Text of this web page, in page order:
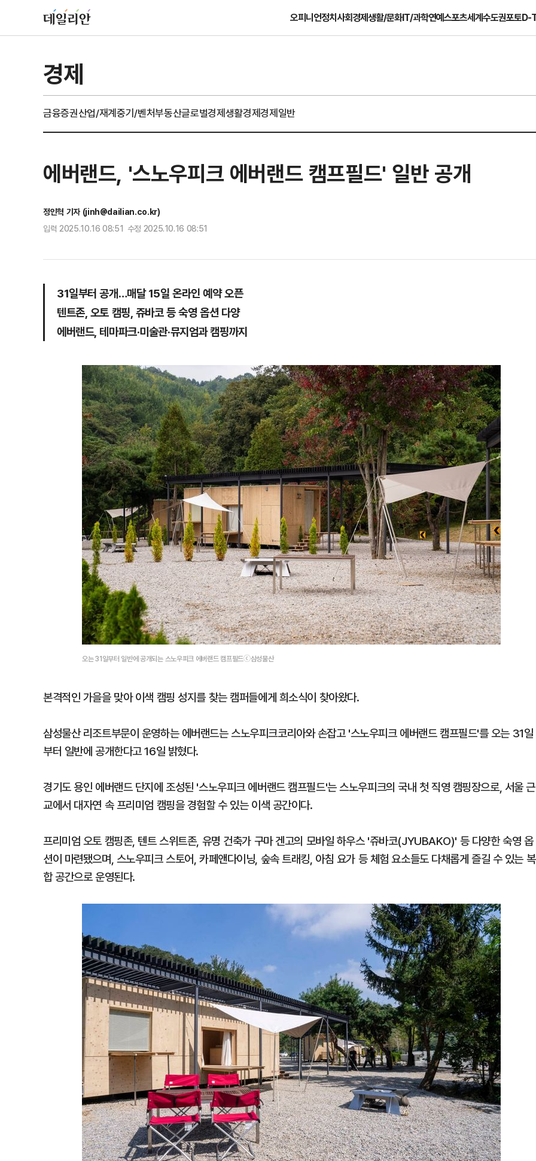
오피니언정치사회경제생활/문화IT/과학연예스포츠세계수도권포토D-
경제
금융증권산업/재계중기/벤처부동산글로벌경제생활경제경제일반
에버랜드, '스노우피크 에버랜드 캠프필드' 일반 공개
정인혁 기자 (jinh@dailian.co.kr)
입력 2025.10.16 08:51 수정 2025.10.16 08:51
31일부터 공개…매달 15일 온라인 예약 오픈
텐트존, 오토 캠핑, 쥬바코 등 숙영 옵션 다양
에버랜드, 테마파크·미술관·뮤지엄과 캠핑까지
오는 31일부터 일반에 공개되는 스노우피크 에버랜드 캠프필드ⓒ삼성물산
본격적인 가을을 맞아 이색 캠핑 성지를 찾는 캠퍼들에게 희소식이 찾아왔다.
삼성물산 리조트부문이 운영하는 에버랜드는 스노우피크코리아와 손잡고 '스노우피크 에버랜드 캠프필드'를 오는 31일
부터 일반에 공개한다고 16일 밝혔다.
경기도 용인 에버랜드 단지에 조성된 '스노우피크 에버랜드 캠프필드'는 스노우피크의 국내 첫 직영 캠핑장으로, 서울 근
교에서 대자연 속 프리미엄 캠핑을 경험할 수 있는 이색 공간이다.
프리미엄 오토 캠핑존, 텐트 스위트존, 유명 건축가 구마 겐고의 모바일 하우스 '쥬바코(JYUBAKO)' 등 다양한 숙영 옵
션이 마련됐으며, 스노우피크 스토어, 카페앤다이닝, 숲속 트래킹, 아침 요가 등 체험 요소들도 다채롭게 즐길 수 있는 복
합 공간으로 운영된다.